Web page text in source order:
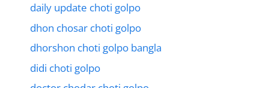
daily update choti golpo
dhon chosar choti golpo
dhorshon choti golpo bangla
didi choti golpo